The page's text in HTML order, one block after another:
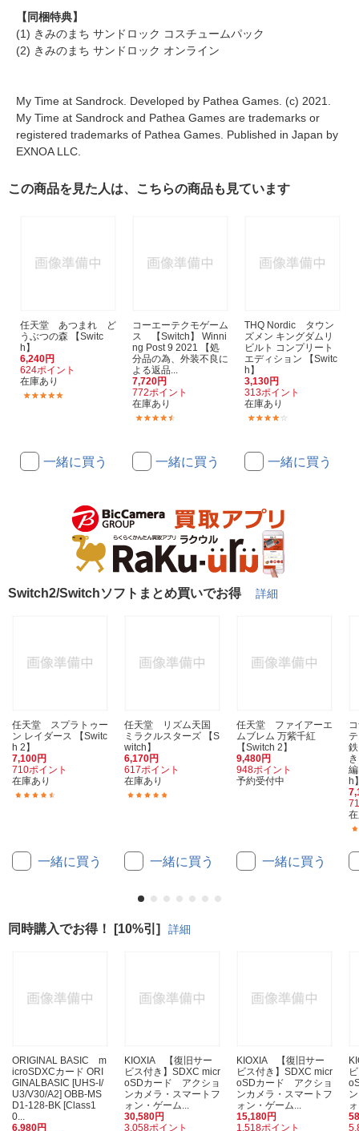
【同梱特典】
(1) きみのまち サンドロック コスチュームパック
(2) きみのまち サンドロック オンライン
My Time at Sandrock. Developed by Pathea Games. (c) 2021.
My Time at Sandrock and Pathea Games are trademarks or
registered trademarks of Pathea Games. Published in Japan by
EXNOA LLC.
この商品を見た人は、こちらの商品も見ています
任天堂 あつまれ ど
うぶつの森 【Switc
h】
6,240円
624ポイント
在庫あり
一緒に買う
コーエーテクモゲーム
ス 【Switch】 Winni
ng Post 9 2021 【処
分品の為、外装不良に
よる返品...
7,720円
772ポイント
在庫あり
一緒に買う
THQ Nordic タウン
ズメン キングダムリ
ビルト コンプリート
エディション 【Switc
h】
3,130円
313ポイント
在庫あり
一緒に買う
Switch2/Switchソフトまとめ買いでお得 詳細
任天堂 スプラトゥー
ン レイダース 【Switc
h 2】
7,100円
710ポイント
在庫あり
一緒に買う
任天堂 リズム天国
ミラクルスターズ 【S
witch】
6,170円
617ポイント
在庫あり
一緒に買う
任天堂 ファイアーエ
ムブレム 万紫千紅
【Switch 2】
9,480円
948ポイント
予約受付中
一緒に買う
h
同時購入でお得！ [10%引] 詳細
ORIGINAL BASIC m
icroSDXCカード ORI
GINALBASIC [UHS-I/
U3/V30/A2] OBB-MS
D1-128-BK [Class1
0...
6,980円
KIOXIA 【復旧サー
ビス付き】SDXC micr
oSDカード アクショ
ンカメラ・スマートフ
ォン・ゲーム...
30,580円
3,058ポイント
KIOXIA 【復旧サー
ビス付き】SDXC micr
oSDカード アクショ
ンカメラ・スマートフ
ォン・ゲーム...
15,180円
1,518ポイント